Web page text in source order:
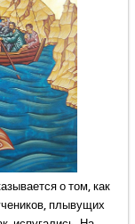
о том, как
плывущих